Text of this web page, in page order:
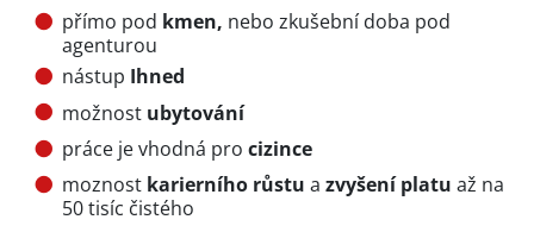
přímo pod kmen, nebo zkušební doba pod
agenturou
nástup Ihned
možnost ubytování
práce je vhodná pro cizince
moznost karierního růstu a zvyšení platu až na
50 tisíc čistého